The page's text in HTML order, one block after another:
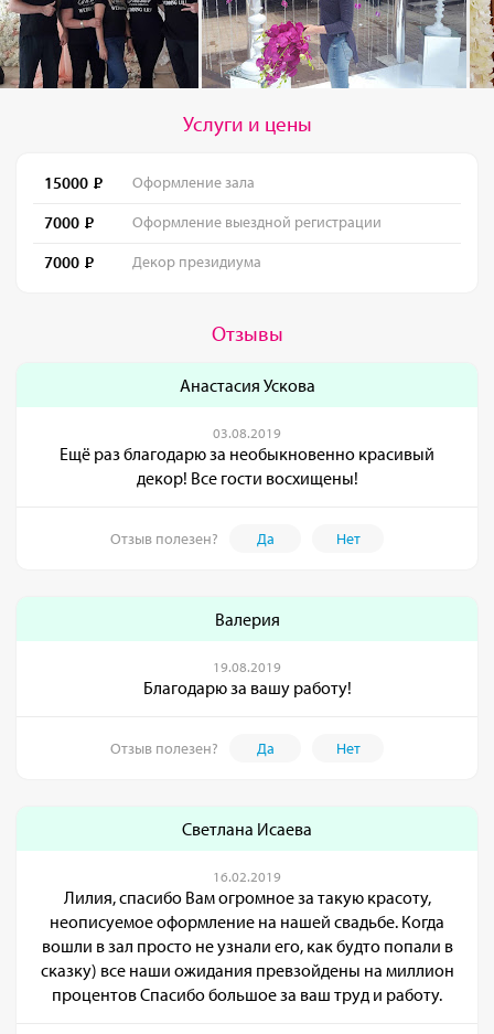
Услуги и цены
15000 Оформление зала
7000 Оформление выездной регистрации
7000 Декор президиума
Отзывы
Анастасия Ускова
03.08.2019
Ещё раз благодарю за необыкновенно красивый
декор! Все гости восхищены!
Отзыв полезен? Да Нет
Валерия
19.08.2019
Благодарю за вашу работу!
Отзыв полезен? Да Нет
Светлана Исаева
16.02.2019
Лилия, спасибо Вам огромное за такую красоту,
неописуемое оформление на нашей свадьбе. Когда
вошли в зал просто не узнали его, как будто попали в
сказку) все наши ожидания превзойдены на миллион
процентов Спасибо большое за ваш труд и работу.